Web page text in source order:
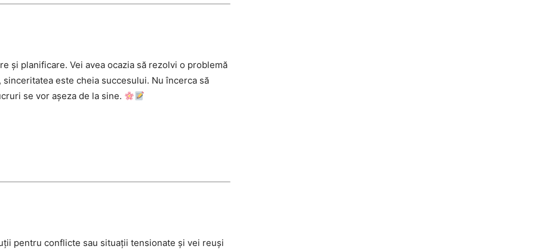
și planificare. Vei avea ocazia să rezolvi o problemă
este cheia succesului. Nu încerca să
se vor așeza de la sine.
pentru conflicte sau situații tensionate și vei reuși